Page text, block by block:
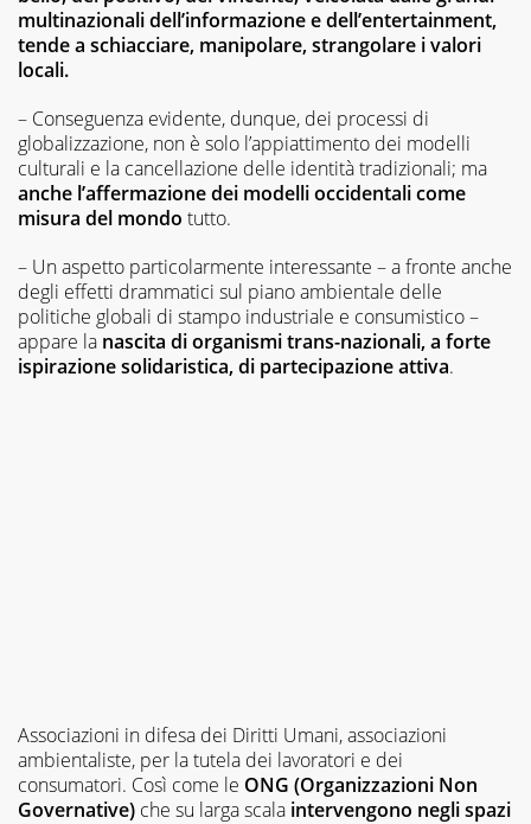
multinazionali dell’informazione e dell’entertainment,
tende a schiacciare, manipolare, strangolare i valori
locali.
– Conseguenza evidente, dunque, dei processi di
globalizzazione, non è solo l’appiattimento dei modelli
culturali e la cancellazione delle identità tradizionali; ma
anche l’affermazione dei modelli occidentali come
misura del mondo tutto.
– Un aspetto particolarmente interessante – a fronte anche
degli effetti drammatici sul piano ambientale delle
politiche globali di stampo industriale e consumistico –
appare la nascita di organismi trans-nazionali, a forte
ispirazione solidaristica, di partecipazione attiva.
Associazioni in difesa dei Diritti Umani, associazioni
ambientaliste, per la tutela dei lavoratori e dei
consumatori. Così come le ONG (Organizzazioni Non
Governative) che su larga scala intervengono negli spazi